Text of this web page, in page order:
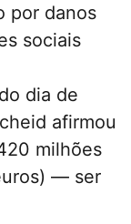
por danos
sociais
dia de
afirmou
milhões
— ser